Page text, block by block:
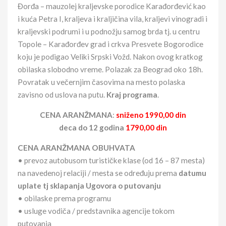
Đorđa – mauzolej kraljevske porodice Karađorđević kao
i kuća Petra I, kraljeva i kraljičina vila, kraljevi vinogradi i
kraljevski podrumi i u podnožju samog brda tj. u centru
Topole – Karađorđev grad i crkva Presvete Bogorodice
koju je podigao Veliki Srpski Vožd. Nakon ovog kratkog
obilaska slobodno vreme. Polazak za Beograd oko 18h.
Povratak u večernjim časovima na mesto polaska
zavisno od uslova na putu. Kraj programa.
CENA ARANŽMANA: sniženo 1990,00 din
deca do 12 godina 1790,00 din
CENA ARANŽMANA OBUHVATA
• prevoz autobusom turističke klase (od 16 – 87 mesta)
na navedenoj relaciji / mesta se određuju prema datumu
uplate tj sklapanja Ugovora o putovanju
• obilaske prema programu
• usluge vodiča / predstavnika agencije tokom
putovanja